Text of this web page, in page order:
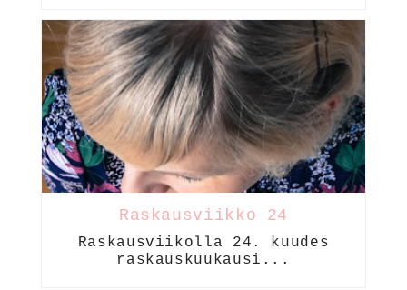
Raskausviikko 24
Raskausviikolla 24. kuudes
raskauskuukausi...